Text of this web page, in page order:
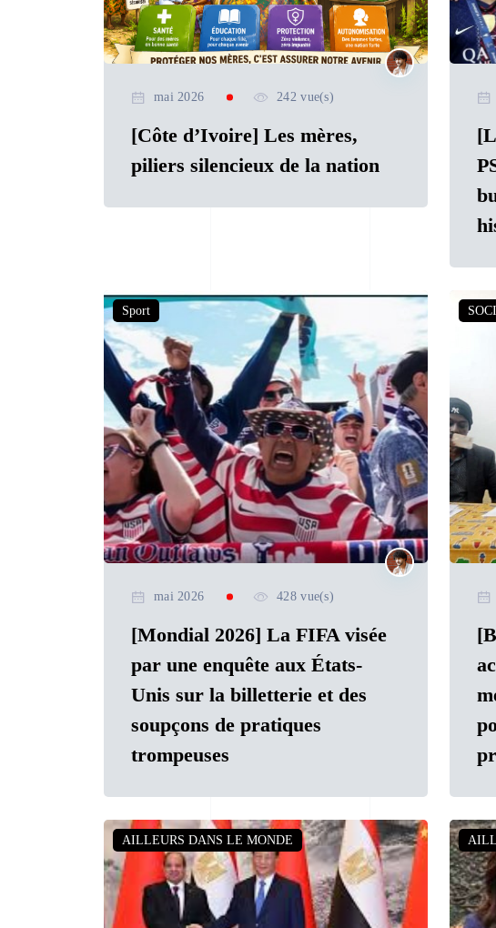
mai 2026 242 vue(s)
[Côte d’Ivoire] Les mères,
piliers silencieux de la nation
Sport
mai 2026 428 vue(s)
[Mondial 2026] La FIFA visée
par une enquête aux États-
Unis sur la billetterie et des
soupçons de pratiques
trompeuses
AILLEURS DANS LE MONDE